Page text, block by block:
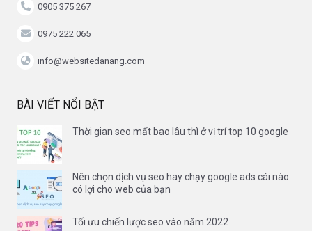
0905 375 267
0975 222 065
info@websitedanang.com
BÀI VIẾT NỔI BẬT
Thời gian seo mất bao lâu thì ở vị trí top 10 google
Nên chọn dịch vụ seo hay chạy google ads cái nào
có lợi cho web của bạn
Tối ưu chiến lược seo vào năm 2022